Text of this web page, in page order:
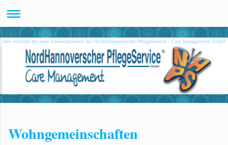
Hier entsteht die neue Internetpräsenz der NordHannoverscher PflegeService - Care Management GmbH
Wohngemeinschaften